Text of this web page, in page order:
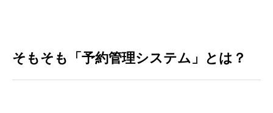
そもそも「予約管理システム」とは？